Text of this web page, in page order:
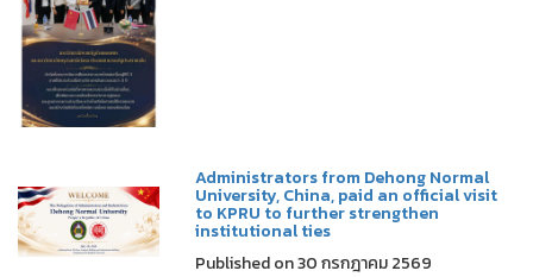
Administrators from Dehong Normal
University, China, paid an official visit
to KPRU to further strengthen
institutional ties
Published on 30 กรกฎาคม 2569